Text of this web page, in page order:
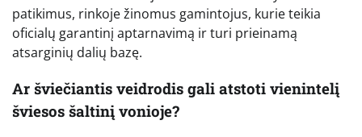
patikimus, rinkoje žinomus gamintojus, kurie teikia
oficialų garantinį aptarnavimą ir turi prieinamą
atsarginių dalių bazę.
Ar šviečiantis veidrodis gali atstoti vienintelį
šviesos šaltinį vonioje?